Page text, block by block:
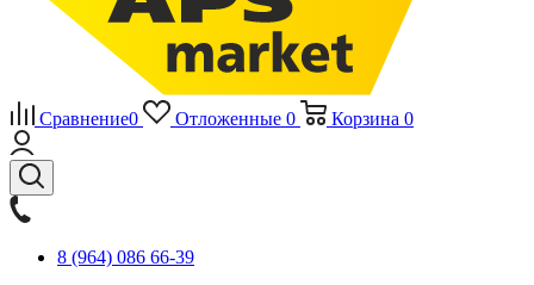
Сравнение0 Отложенные 0 Корзина 0
8 (964) 086 66-39